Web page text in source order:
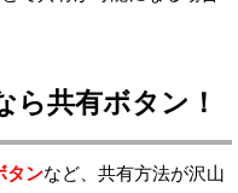
ら共有ボタン！
タンなど、共有方法が沢山